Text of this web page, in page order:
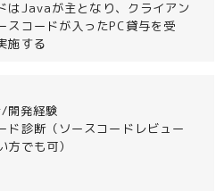
はJavaが主となり、クライアン
スコードが入ったPC貸与を受
施する
開発経験
ド診断（ソースコードレビュー
方でも可）